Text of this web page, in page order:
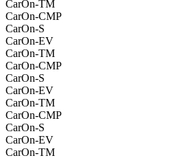
CarOn-TM
CarOn-CMP
CarOn-S
CarOn-EV
CarOn-TM
CarOn-CMP
CarOn-S
CarOn-EV
CarOn-TM
CarOn-CMP
CarOn-S
CarOn-EV
CarOn-TM